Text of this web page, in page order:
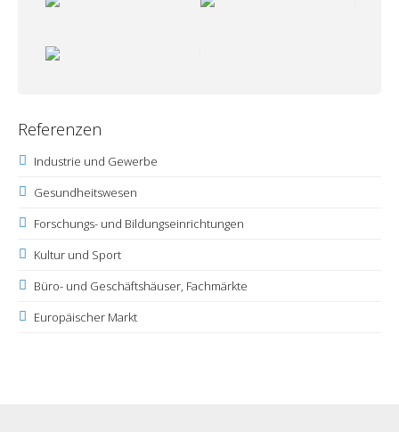
Referenzen
Industrie und Gewerbe
Gesundheitswesen
Forschungs- und Bildungseinrichtungen
Kultur und Sport
Büro- und Geschäftshäuser, Fachmärkte
Europäischer Markt